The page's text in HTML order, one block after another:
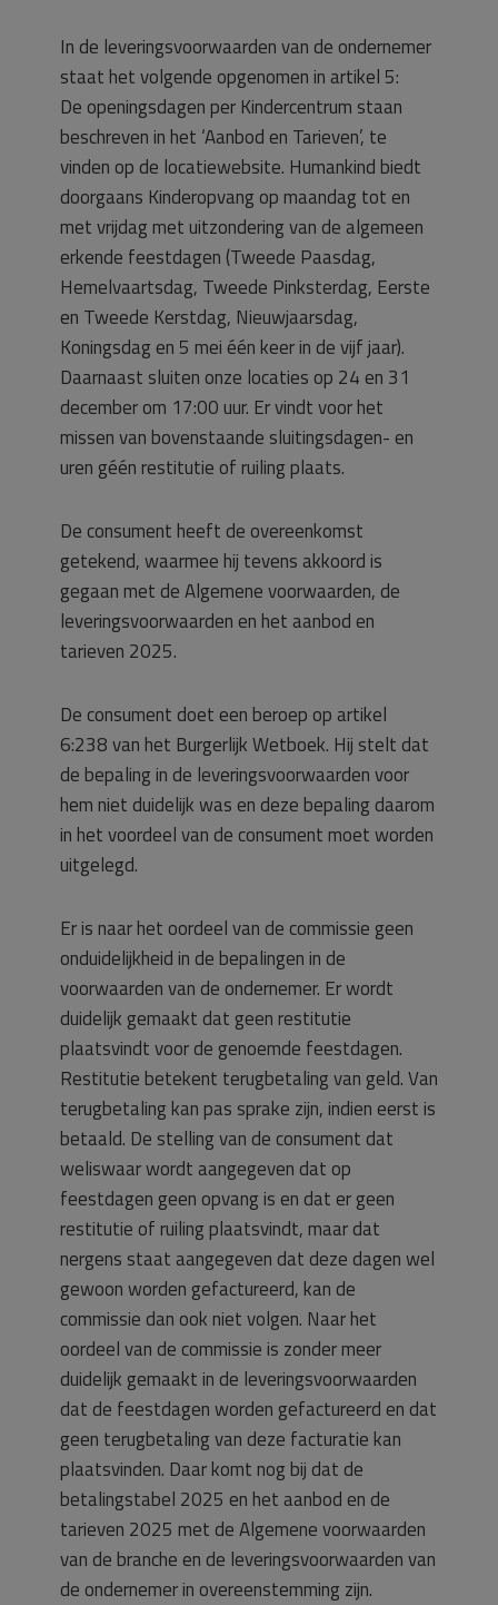
In de leveringsvoorwaarden van de ondernemer
staat het volgende opgenomen in artikel 5:
De openingsdagen per Kindercentrum staan
beschreven in het ‘Aanbod en Tarieven’, te
vinden op de locatiewebsite. Humankind biedt
doorgaans Kinderopvang op maandag tot en
met vrijdag met uitzondering van de algemeen
erkende feestdagen (Tweede Paasdag,
Hemelvaartsdag, Tweede Pinksterdag, Eerste
en Tweede Kerstdag, Nieuwjaarsdag,
Koningsdag en 5 mei één keer in de vijf jaar).
Daarnaast sluiten onze locaties op 24 en 31
december om 17:00 uur. Er vindt voor het
missen van bovenstaande sluitingsdagen- en
uren géén restitutie of ruiling plaats.
De consument heeft de overeenkomst
getekend, waarmee hij tevens akkoord is
gegaan met de Algemene voorwaarden, de
leveringsvoorwaarden en het aanbod en
tarieven 2025.
De consument doet een beroep op artikel
6:238 van het Burgerlijk Wetboek. Hij stelt dat
de bepaling in de leveringsvoorwaarden voor
hem niet duidelijk was en deze bepaling daarom
in het voordeel van de consument moet worden
uitgelegd.
Er is naar het oordeel van de commissie geen
onduidelijkheid in de bepalingen in de
voorwaarden van de ondernemer. Er wordt
duidelijk gemaakt dat geen restitutie
plaatsvindt voor de genoemde feestdagen.
Restitutie betekent terugbetaling van geld. Van
terugbetaling kan pas sprake zijn, indien eerst is
betaald. De stelling van de consument dat
weliswaar wordt aangegeven dat op
feestdagen geen opvang is en dat er geen
restitutie of ruiling plaatsvindt, maar dat
nergens staat aangegeven dat deze dagen wel
gewoon worden gefactureerd, kan de
commissie dan ook niet volgen. Naar het
oordeel van de commissie is zonder meer
duidelijk gemaakt in de leveringsvoorwaarden
dat de feestdagen worden gefactureerd en dat
geen terugbetaling van deze facturatie kan
plaatsvinden. Daar komt nog bij dat de
betalingstabel 2025 en het aanbod en de
tarieven 2025 met de Algemene voorwaarden
van de branche en de leveringsvoorwaarden van
de ondernemer in overeenstemming zijn.